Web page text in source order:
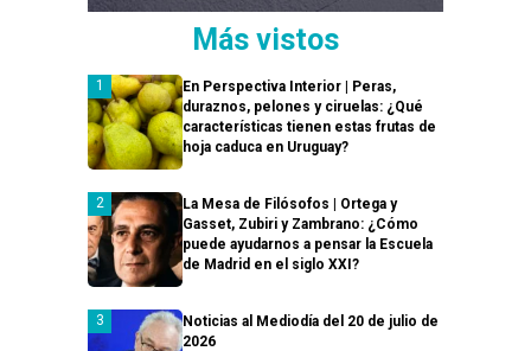
Más vistos
En Perspectiva Interior | Peras,
duraznos, pelones y ciruelas: ¿Qué
características tienen estas frutas de
hoja caduca en Uruguay?
La Mesa de Filósofos | Ortega y
Gasset, Zubiri y Zambrano: ¿Cómo
puede ayudarnos a pensar la Escuela
de Madrid en el siglo XXI?
Noticias al Mediodía del 20 de julio de
2026